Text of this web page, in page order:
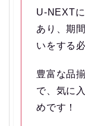
U-NEXT
あり、期
いをする
豊富な品
で、気に
めです！